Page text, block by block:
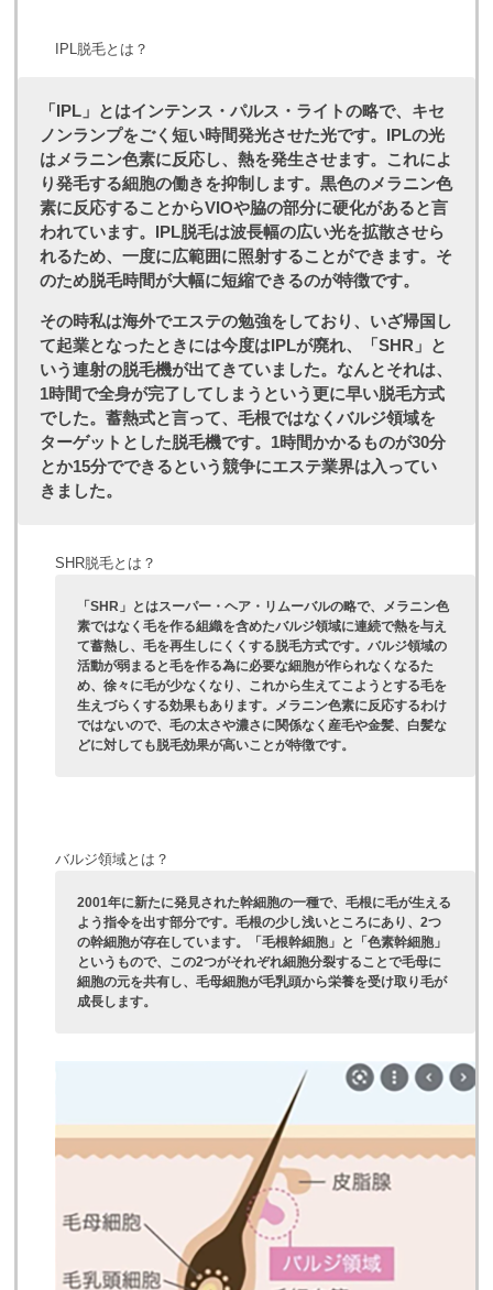
IPL脱毛とは？
「IPL」とはインテンス・パルス・ライトの略で、キセ
ノンランプをごく短い時間発光させた光です。IPLの光
はメラニン色素に反応し、熱を発生させます。これによ
り発毛する細胞の働きを抑制します。黒色のメラニン色
素に反応することからVIOや脇の部分に硬化があると言
われています。IPL脱毛は波長幅の広い光を拡散させら
れるため、一度に広範囲に照射することができます。そ
のため脱毛時間が大幅に短縮できるのが特徴です。
その時私は海外でエステの勉強をしており、いざ帰国し
て起業となったときには今度はIPLが廃れ、「SHR」と
いう連射の脱毛機が出てきていました。なんとそれは、
1時間で全身が完了してしまうという更に早い脱毛方式
でした。蓄熱式と言って、毛根ではなくバルジ領域を
ターゲットとした脱毛機です。1時間かかるものが30分
とか15分でできるという競争にエステ業界は入ってい
きました。
SHR脱毛とは？
「SHR」とはスーパー・ヘア・リムーバルの略で、メラニン色
素ではなく毛を作る組織を含めたバルジ領域に連続で熱を与え
て蓄熱し、毛を再生しにくくする脱毛方式です。バルジ領域の
活動が弱まると毛を作る為に必要な細胞が作られなくなるた
め、徐々に毛が少なくなり、これから生えてこようとする毛を
生えづらくする効果もあります。メラニン色素に反応するわけ
ではないので、毛の太さや濃さに関係なく産毛や金髪、白髪な
どに対しても脱毛効果が高いことが特徴です。
バルジ領域とは？
2001年に新たに発見された幹細胞の一種で、毛根に毛が生える
よう指令を出す部分です。毛根の少し浅いところにあり、2つ
の幹細胞が存在しています。「毛根幹細胞」と「色素幹細胞」
というもので、この2つがそれぞれ細胞分裂することで毛母に
細胞の元を共有し、毛母細胞が毛乳頭から栄養を受け取り毛が
成長します。